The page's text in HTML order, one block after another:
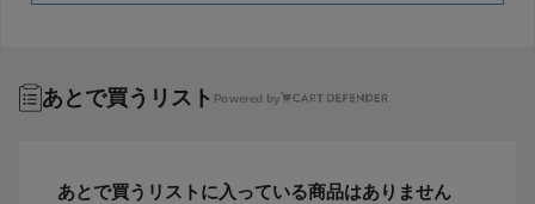
あとで買うリスト Powered by
あとで買うリストに入っている商品はありません